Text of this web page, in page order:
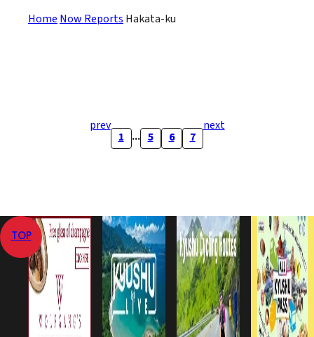
Home Now Reports Hakata-ku
prev next
1 ... 5 6 7
TOP